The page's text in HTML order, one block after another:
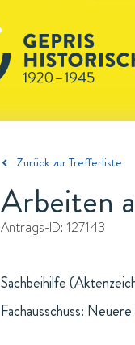
Zurück zur Trefferliste
Arbeiten
Antrags-ID: 127143
Sachbeihilfe
Fachausschuss: